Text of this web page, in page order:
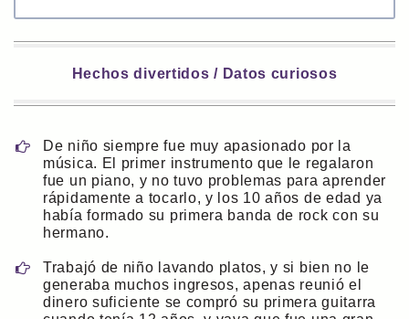
Hechos divertidos / Datos curiosos
De niño siempre fue muy apasionado por la
música. El primer instrumento que le regalaron
fue un piano, y no tuvo problemas para aprender
rápidamente a tocarlo, y los 10 años de edad ya
había formado su primera banda de rock con su
hermano.
Trabajó de niño lavando platos, y si bien no le
generaba muchos ingresos, apenas reunió el
dinero suficiente se compró su primera guitarra